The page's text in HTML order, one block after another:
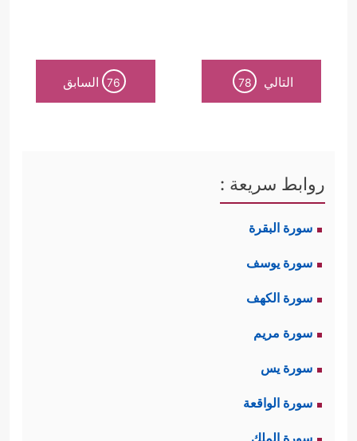
التالي 78
76 السابق
روابط سريعة :
سورة البقرة
سورة يوسف
سورة الكهف
سورة مريم
سورة يس
سورة الواقعة
سورة الملك